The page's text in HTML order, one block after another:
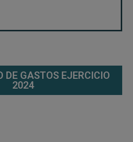
DE GASTOS EJERCICIO
2024